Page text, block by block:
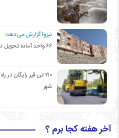
نیزوا گزارش می‌دهد؛
۶۶ واحد آماده تحویل در پروژه۱۳۸ واحدی مهدیشهر
۲۱۰ تن قیر رایگان
شهر
آخر هفته کجا برم ؟